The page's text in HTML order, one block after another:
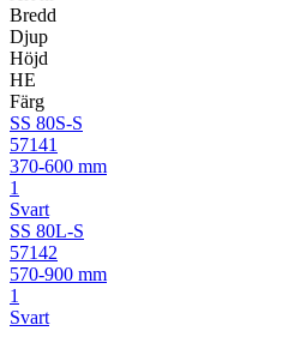
Bredd
Djup
Höjd
HE
Färg
SS 80S-S
57141
370-600 mm
1
Svart
SS 80L-S
57142
570-900 mm
1
Svart